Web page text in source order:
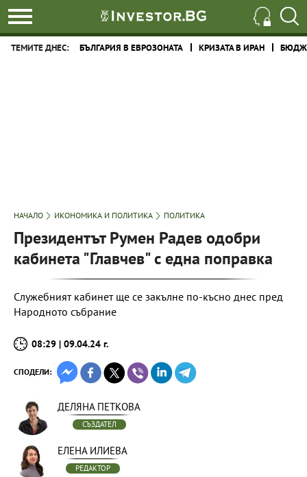
ТЕМИТЕ ДНЕС: БЪЛГАРИЯ В ЕВРОЗОНАТА КРИЗАТА В ИРАН
НАЧАЛО ИКОНОМИКА И ПОЛИТИКА ПОЛИТИКА
Президентът Румен Радев одобри
кабинета "Главчев" с една поправка
Служебният кабинет ще се закълне по-късно днес пред
Народното събрание
08:29 | 09.04.24 г.
СПОДЕЛИ:
ДЕЛЯНА ПЕТКОВА
СЪЗДАТЕЛ
ЕЛЕНА ИЛИЕВА
РЕДАКТОР